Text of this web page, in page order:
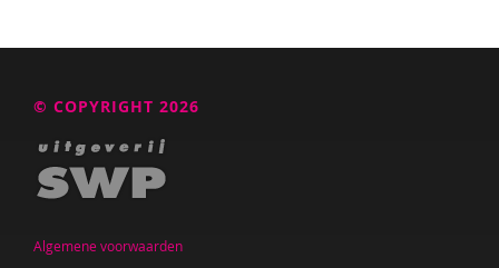
© COPYRIGHT 2026
Algemene voorwaarden